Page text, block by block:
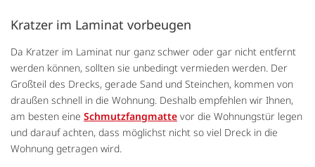
Kratzer im Laminat vorbeugen
Da Kratzer im Laminat nur ganz schwer oder gar nicht entfernt
werden können, sollten sie unbedingt vermieden werden. Der
Großteil des Drecks, gerade Sand und Steinchen, kommen von
draußen schnell in die Wohnung. Deshalb empfehlen wir Ihnen,
am besten eine Schmutzfangmatte vor die Wohnungstür legen
und darauf achten, dass möglichst nicht so viel Dreck in die
Wohnung getragen wird.